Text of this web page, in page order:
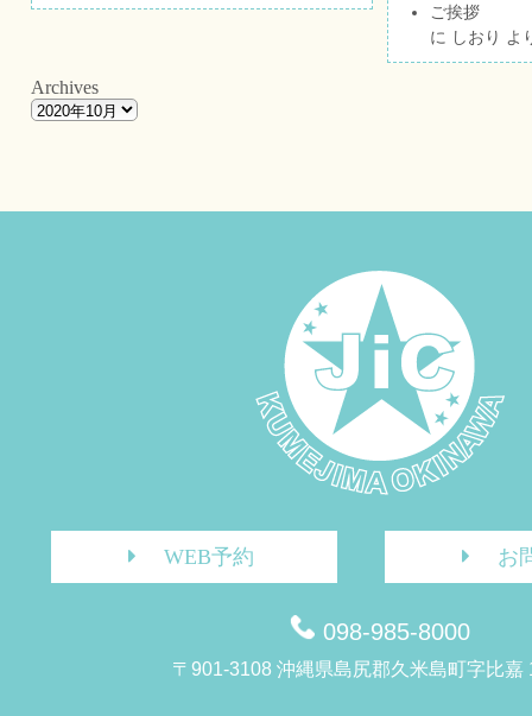
ご挨拶
に しおり よ
Archives
WEB予約 お
098-985-8000
〒901-3108 沖縄県島尻郡久米島町字比嘉